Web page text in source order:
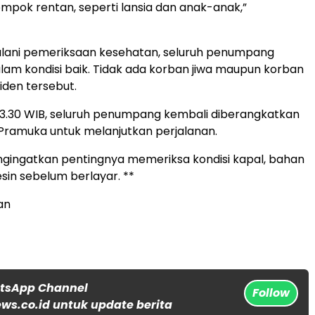
rentan, seperti lansia dan anak-anak,”
pemeriksaan kesehatan, seluruh penumpang
kondisi baik. Tidak ada korban jiwa maupun korban
tersebut.
WIB, seluruh penumpang kembali diberangkatkan
untuk melanjutkan perjalanan.
pentingnya memeriksa kondisi kapal, bahan
sebelum berlayar. **
Channel
untuk update berita
Follow